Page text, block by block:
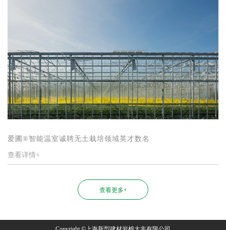
爱圃®智能温室诚聘无土栽培领域英才数名
查看详情+
查看更多+